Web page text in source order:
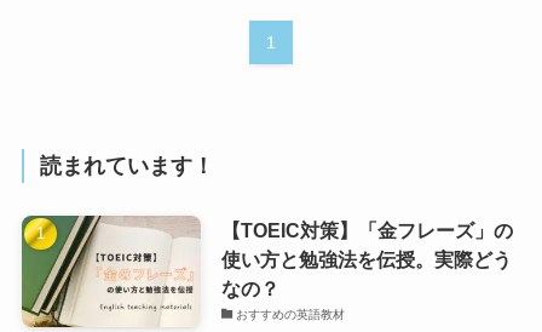
1
読まれています！
【TOEIC対策】「金フレーズ」の
使い方と勉強法を伝授。実際どう
なの？
おすすめの英語教材